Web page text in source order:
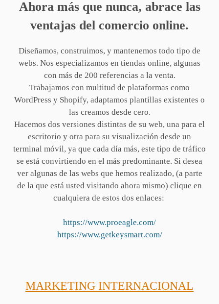
Ahora más que nunca, abrace las
ventajas del comercio online.
Diseñamos, construimos, y mantenemos todo tipo de
webs. Nos especializamos en tiendas online, algunas
con más de 200 referencias a la venta.
Trabajamos con multitud de plataformas como
WordPress y Shopify, adaptamos plantillas existentes o
las creamos desde cero.
Hacemos dos versiones distintas de su web, una para el
escritorio y otra para su visualización desde un
terminal móvil, ya que cada día más, este tipo de tráfico
se está convirtiendo en el más predominante. Si desea
ver algunas de las webs que hemos realizado, (a parte
de la que está usted visitando ahora mismo) clique en
cualquiera de estos dos enlaces:
https://www.proeagle.com/
https://www.getkeysmart.com/
MARKETING INTERNACIONAL